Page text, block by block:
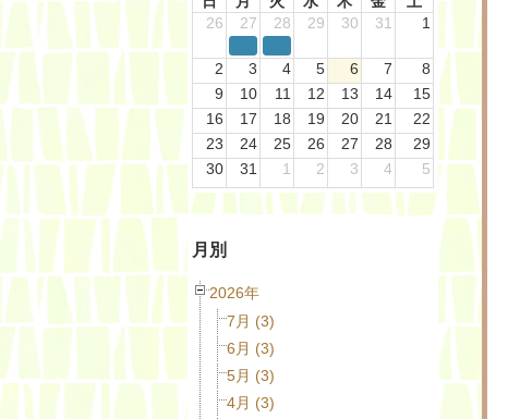
26
27 28 29 30 31 1
2 3 4 5 6 7
8
9
10 11 12 13 14
15
16
17 18 19 20 21
22
23
24 25 26 27 28
29
30
31 1 2 3 4 5
月別
2026年
7月 (3)
6月 (3)
5月 (3)
4月 (3)